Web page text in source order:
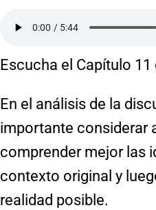
Escucha el Capítulo
En el análisis de la
importante considerar
comprender mejor las
contexto original y
realidad posible.